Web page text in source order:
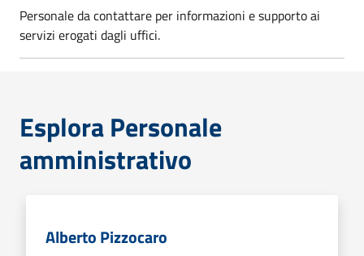
Personale da contattare per informazioni e supporto ai
servizi erogati dagli uffici.
Esplora Personale
amministrativo
Alberto Pizzocaro